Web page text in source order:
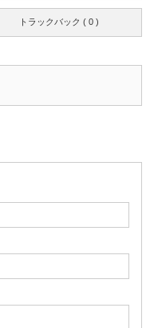
トラックバック ( 0 )